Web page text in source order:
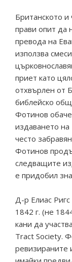
Британското
прави опит да
превода на
използва
приет като
отхвърлен от
библейско
Фотинов
издаването
често
Фотинов
следващите
е придобил
Д-р Елиас
1842 г. (не
кани да
Tract Society.
ревизираните